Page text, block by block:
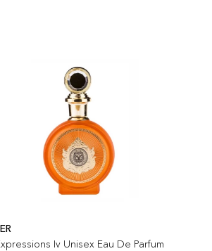
Iv Unisex Eau De Parfum